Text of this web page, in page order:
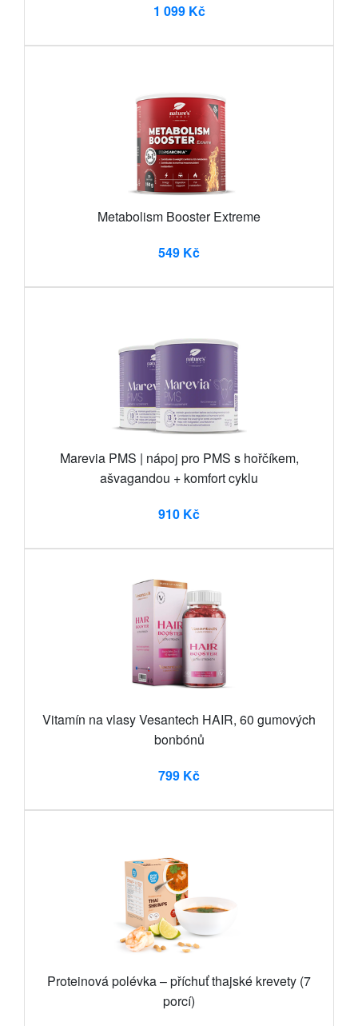
1 099 Kč
Metabolism Booster Extreme
549 Kč
Marevia PMS | nápoj pro PMS s hořčíkem,
ašvagandou + komfort cyklu
910 Kč
Vitamín na vlasy Vesantech HAIR, 60 gumových
bonbónů
799 Kč
Proteinová polévka – příchuť thajské krevety (7
porcí)